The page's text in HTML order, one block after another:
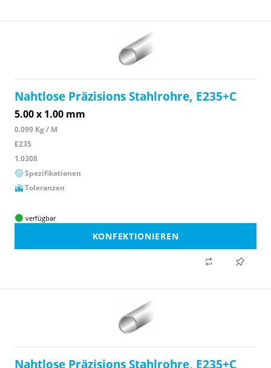
Nahtlose Präzisions Stahlrohre, E235+C
5.00 x 1.00 mm
0.099 Kg / M
E235
1.0308
Spezifikationen
Toleranzen
verfügbar
KONFEKTIONIEREN
Nahtlose Präzisions Stahlrohre, E235+C